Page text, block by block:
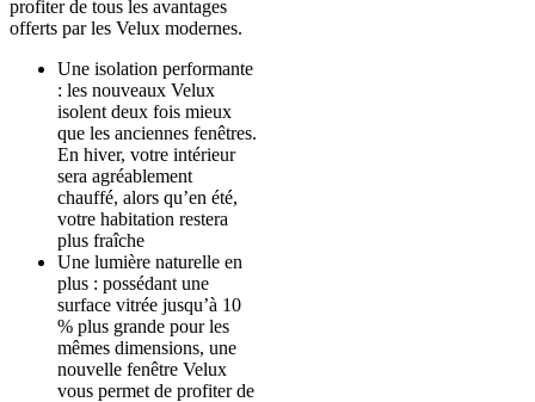
profiter de tous les avantages
offerts par les Velux modernes.
Une isolation performante
: les nouveaux Velux
isolent deux fois mieux
que les anciennes fenêtres.
En hiver, votre intérieur
sera agréablement
chauffé, alors qu’en été,
votre habitation restera
plus fraîche
Une lumière naturelle en
plus : possédant une
surface vitrée jusqu’à 10
% plus grande pour les
mêmes dimensions, une
nouvelle fenêtre Velux
vous permet de profiter de